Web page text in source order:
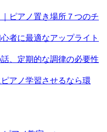
ピアノ置き場所７つのチ
者に最適なアップライト
、定期的な調律の必要性
アノ学習させるなら環